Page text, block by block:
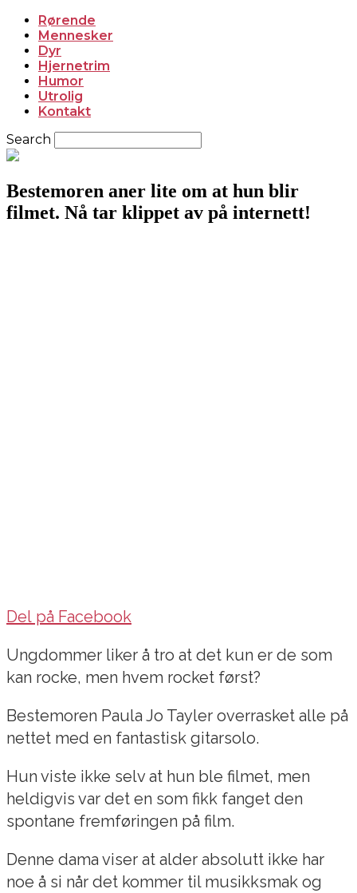
Rørende
Mennesker
Dyr
Hjernetrim
Humor
Utrolig
Kontakt
Search
Bestemoren aner lite om at hun blir
filmet. Nå tar klippet av på internett!
Del på Facebook
Ungdommer liker å tro at det kun er de som
kan rocke, men hvem rocket først?
Bestemoren Paula Jo Tayler overrasket alle på
nettet med en fantastisk gitarsolo.
Hun viste ikke selv at hun ble filmet, men
heldigvis var det en som fikk fanget den
spontane fremføringen på film.
Denne dama viser at alder absolutt ikke har
noe å si når det kommer til musikksmak og